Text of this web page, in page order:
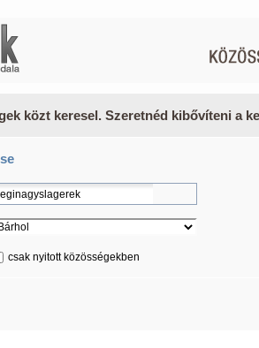
közt keresel. Szeretnéd kibővíteni a
csak nyitott közösségekben